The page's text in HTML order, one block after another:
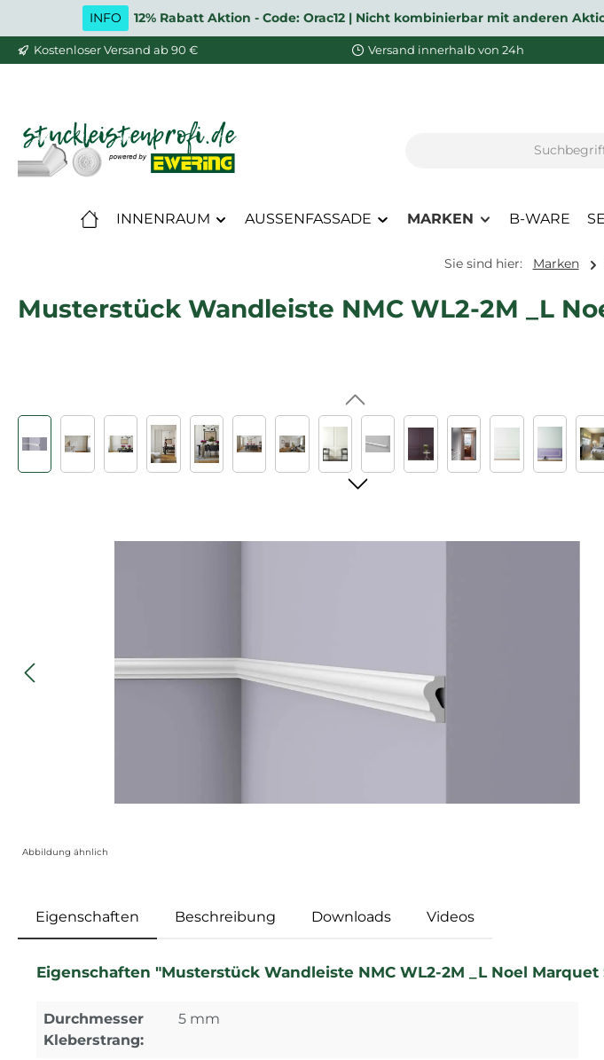
Hauptinhalt springen
Zur Suche springen
Zur Hauptnavigation springen
INFO 12% Rabatt Aktion - Code: Orac12 | Nicht kombinierbar mit anderen
Kostenloser Versand ab 90 € Versand innerhalb von 24h
INNENRAUM AUSSENFASSADE MARKEN B-WARE
Sie sind hier: Marken
Musterstück Wandleiste NMC WL2-2M _L
Bildergalerie überspringen
Abbildung ähnlich
Eigenschaften Beschreibung Downloads Videos
Eigenschaften "Musterstück Wandleiste NMC WL2-2M _L Noel Marquet
Durchmesser
Kleberstrang:
5 mm